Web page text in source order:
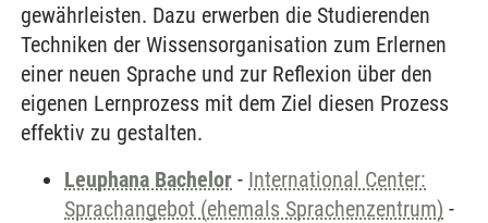
gewährleisten. Dazu erwerben die Studierenden
Techniken der Wissensorganisation zum Erlernen
einer neuen Sprache und zur Reflexion über den
eigenen Lernprozess mit dem Ziel diesen Prozess
effektiv zu gestalten.
Leuphana Bachelor - International Center:
Sprachangebot (ehemals Sprachenzentrum) -